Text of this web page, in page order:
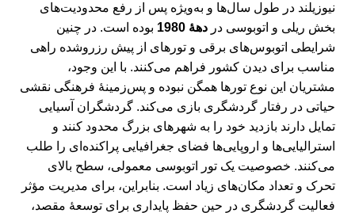
نیوزیلند در طول سال‌ها و به‌ویژه پس از رفع محدودیت‌های
بخش ریلی و اتوبوسی در دهۀ 1980
بوده است. در چنین
شرایطی اتوبوس‌های برقی و تورهای از پیش رزرو‌شده راهی
مناسب برای دیدن کشور فراهم می‌کنند. با این وجود،
مشتریان این نوع تورها همگن نبوده و پس‌زمینۀ فرهنگی نقشی
حیاتی در رفتار گردشگری بازی می‌کند. گردشگران آسیایی
تمایل دارند بازدید خود را به شهرهای بزرگ محدود کنند و
استرالیایی‌ها و اروپایی‌ها فضای جغرافیایی پراکنده‌ای را ‌طلب
می‌کنند. خصوصیت یک تور اتوبوسی معمولی، سطح بالای
تحرک و تعداد مکان‌های زیاد است. بنابراین، برای مدیریت مؤثر
فعالیت گردشگری در حین حفظ پایداری برای توسعۀ مقصد،